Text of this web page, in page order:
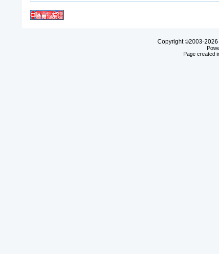
Copyright©2003-2026
Page created